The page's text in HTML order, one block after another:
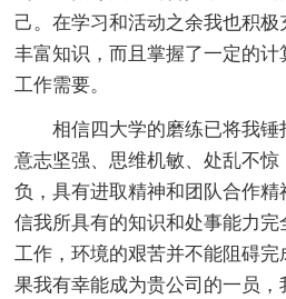
己。在学习和活动之余我也积极
丰富知识，而且掌握了一定的
工作需要。
相信四大学的磨练已将我锤
意志坚强、思维机敏、处乱不
负，具有进取精神和团队合作
信我所具有的知识和处事能力
工作，环境的艰苦并不能阻碍
果我有幸能成为贵公司的一员